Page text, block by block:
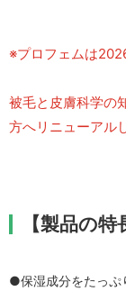
※プロフェムは
被毛と皮膚科学の
方へリニューアル
【製品の特
●保湿成分をたっぷ